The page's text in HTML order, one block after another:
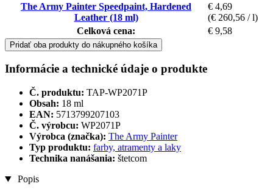
The Army Painter Speedpaint, Hardened
Leather (18 ml)
€ 4,69
(€ 260,56 / l)
Celková cena:
€ 9,58
Pridať oba produkty do nákupného košíka
Informácie a technické údaje o produkte
Č. produktu: TAP-WP2071P
Obsah: 18 ml
EAN: 5713799207103
Č. výrobcu: WP2071P
Výrobca (značka): The Army Painter
Typ produktu: farby, atramenty a laky
Technika nanášania: štetcom
Popis